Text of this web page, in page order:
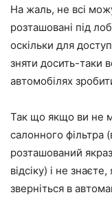
На жаль, не всі
розташовані під
оскільки для
зняти досить-таки
автомобілях
Так що якщо ви не
салонного фільтра
розташований
відсіку) і не
зверніться в